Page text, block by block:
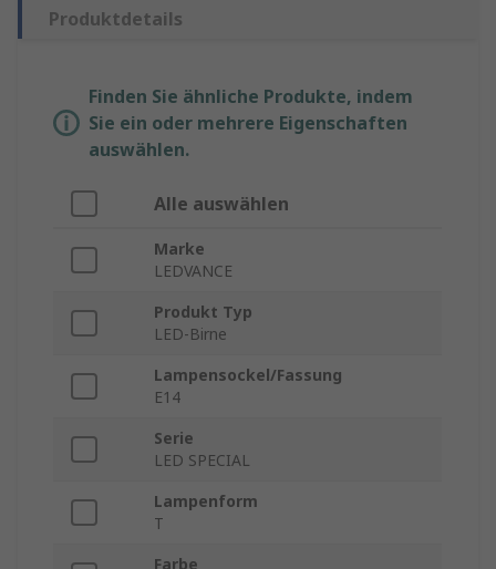
Produktdetails
Finden Sie ähnliche Produkte, indem
Sie ein oder mehrere Eigenschaften
auswählen.
Alle auswählen
Marke
LEDVANCE
Produkt Typ
LED-Birne
Lampensockel/Fassung
E14
Serie
LED SPECIAL
Lampenform
T
Farbe